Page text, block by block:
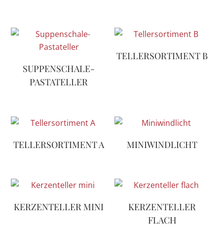
SUPPENSCHALE-
PASTATELLER
TELLERSORTIMENT B
TELLERSORTIMENT A MINIWINDLICHT
KERZENTELLER MINI
KERZENTELLER
FLACH